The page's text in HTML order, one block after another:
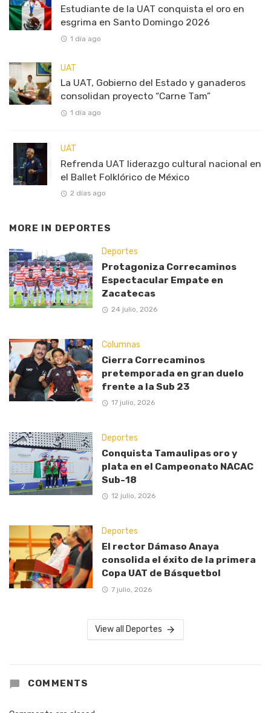
Estudiante de la UAT conquista el oro en
esgrima en Santo Domingo 2026
1 día ago
UAT
La UAT, Gobierno del Estado y ganaderos
consolidan proyecto “Carne Tam”
1 día ago
UAT
Refrenda UAT liderazgo cultural nacional en
el Ballet Folklórico de México
2 días ago
MORE IN DEPORTES
Deportes
Protagoniza Correcaminos
Espectacular Empate en
Zacatecas
24 julio, 2026
Columnas
Cierra Correcaminos
pretemporada en gran duelo
frente a la Sub 23
17 julio, 2026
Deportes
Conquista Tamaulipas oro y
plata en el Campeonato NACAC
Sub-18
12 julio, 2026
Deportes
El rector Dámaso Anaya
consolida el éxito de la primera
Copa UAT de Básquetbol
7 julio, 2026
View all Deportes
COMMENTS